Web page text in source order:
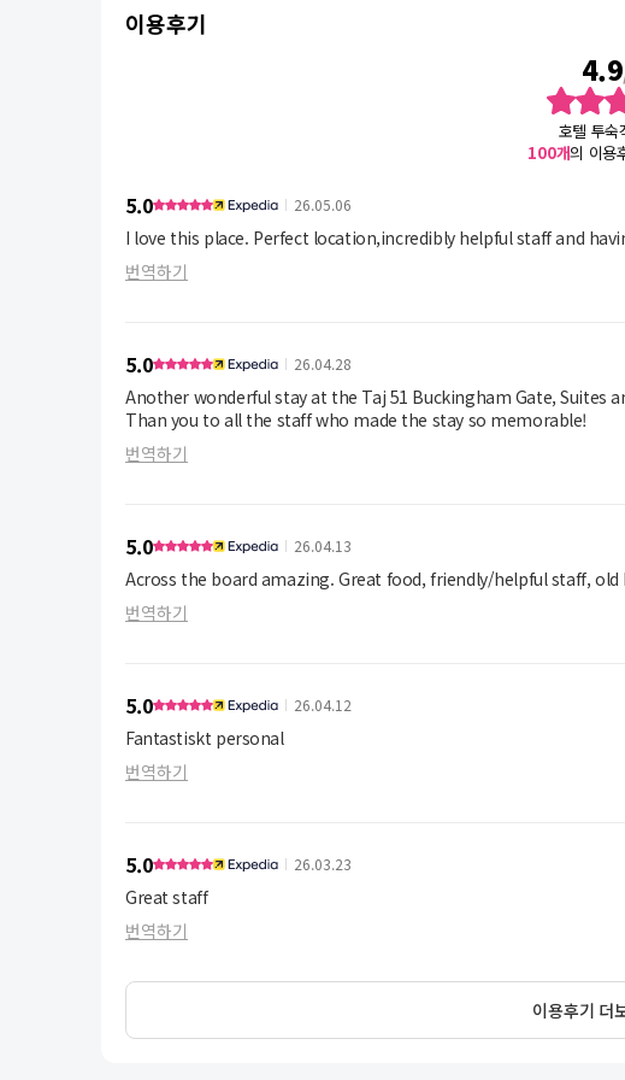
이용후기
4.9
호텔 투숙
100개의 이용
5.0 26.05.06
I love this place. Perfect location,incredibly helpful staff and
번역하기
5.0 26.04.28
Another wonderful stay at the Taj 51 Buckingham Gate, Suites
Than you to all the staff who made the stay so memorable!
번역하기
5.0 26.04.13
Across the board amazing. Great food, friendly/helpful staff,
번역하기
5.0 26.04.12
Fantastiskt personal
번역하기
5.0 26.03.23
Great staff
번역하기
이용후기 더